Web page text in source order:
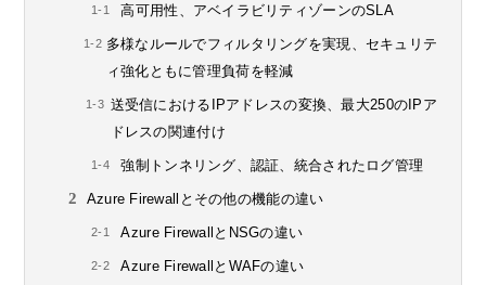
高可用性、アベイラビリティゾーンのSLA
多様なルールでフィルタリングを実現、セキュリテ
ィ強化ともに管理負荷を軽減
送受信におけるIPアドレスの変換、最大250のIPア
ドレスの関連付け
強制トンネリング、認証、統合されたログ管理
Azure Firewallとその他の機能の違い
Azure FirewallとNSGの違い
Azure FirewallとWAFの違い